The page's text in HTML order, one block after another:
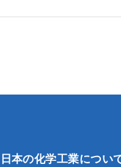
日本の化学工業につい